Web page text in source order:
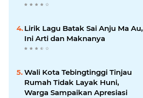
Lirik Lagu Batak Sai Anju Ma Au,
Ini Arti dan Maknanya
Wali Kota Tebingtinggi Tinjau
Rumah Tidak Layak Huni,
Warga Sampaikan Apresiasi